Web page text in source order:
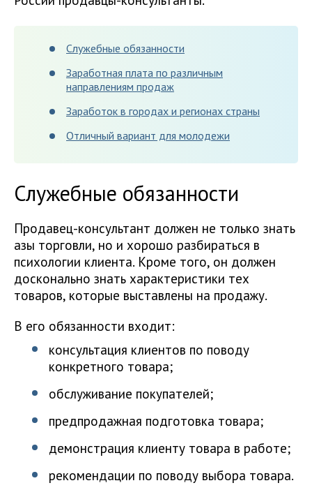
Служебные обязанности
Заработная плата по различным
направлениям продаж
Заработок в городах и регионах страны
Отличный вариант для молодежи
Служебные обязанности
Продавец-консультант должен не только знать
азы торговли, но и хорошо разбираться в
психологии клиента. Кроме того, он должен
досконально знать характеристики тех
товаров, которые выставлены на продажу.
В его обязанности входит:
консультация клиентов по поводу
конкретного товара;
обслуживание покупателей;
предпродажная подготовка товара;
демонстрация клиенту товара в работе;
рекомендации по поводу выбора товара.